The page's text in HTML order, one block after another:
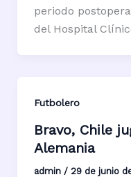
periodo
del Hospital
Futbolero
Bravo, Chile
Alemania
admin / 29 de junio